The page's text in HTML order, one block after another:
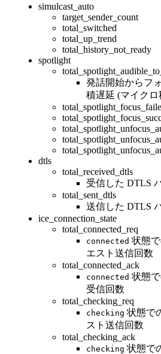
simulcast_auto
target_sender_count
total_switched
total_up_trend
total_history_not_ready
spotlight
発話開始からフ
積遅延 (マイクロ
dtls
total_received_dtls
受信した DTLS
total_sent_dtls
送信した DTLS
ice_connection_state
total_connected_req
connected 状態
エスト送信回数
total_connected_ack
connected 状態
受信回数
total_checking_req
checking 状態で
スト送信回数
total_checking_ack
checking 状態で